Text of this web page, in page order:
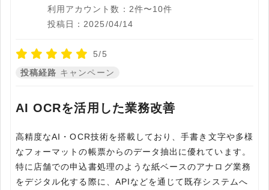
利用アカウント数：2件〜10件
投稿日：2025/04/14
5/5
投稿経路 キャンペーン
AI OCRを活用した業務改善
高精度なAI・OCR技術を搭載しており、手書き文字や多様
なフォーマットの帳票からのデータ抽出に優れています。
特に店舗での申込書処理のような紙ベースのアナログ業務
をデジタル化する際に、APIなどを通じて既存システムへ